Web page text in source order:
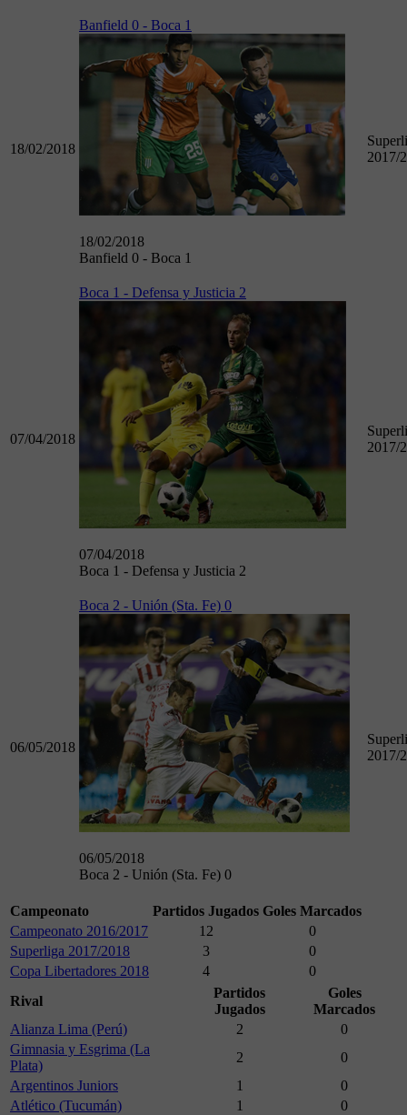
18/02/2018
Banfield 0 - Boca 1
18/02/2018
Banfield 0 - Boca 1
2017/
07/04/2018
Boca 1 - Defensa y Justicia 2
07/04/2018
Boca 1 - Defensa y Justicia 2
2017/
06/05/2018
Boca 2 - Unión (Sta. Fe) 0
06/05/2018
Boca 2 - Unión (Sta. Fe) 0
2017/
Campeonato Partidos Jugados Goles Marcados
Campeonato 2016/2017
12
0
Superliga 2017/2018
3
0
Copa Libertadores 2018
4
0
Rival
Partidos
Jugados
Goles
Marcados
Alianza Lima (Perú)
2
0
Gimnasia y Esgrima (La
Plata)
2
0
Argentinos Juniors
1
0
Atlético (Tucumán)
1 0